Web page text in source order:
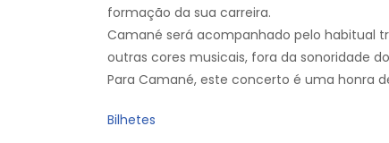
formação da sua carreira.
Camané será acompanhado pelo habitual
outras cores musicais, fora da sonoridade
Para Camané, este concerto é uma honra
Bilhetes